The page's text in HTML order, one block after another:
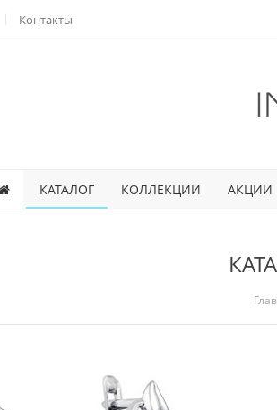
Контакты
КАТАЛОГ КОЛЛЕКЦИИ АКЦИИ